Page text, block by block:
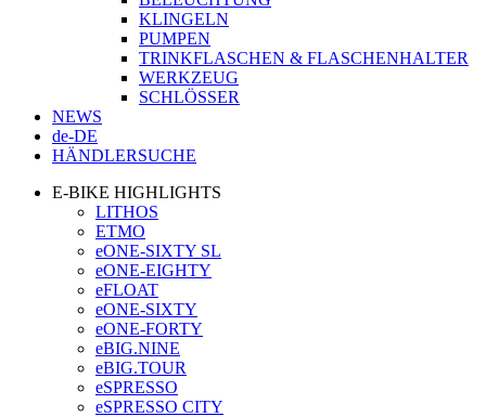
KLINGELN
PUMPEN
TRINKFLASCHEN & FLASCHENHALTER
WERKZEUG
SCHLÖSSER
NEWS
de-DE
HÄNDLERSUCHE
E-BIKE HIGHLIGHTS
LITHOS
ETMO
eONE-SIXTY SL
eONE-EIGHTY
eFLOAT
eONE-SIXTY
eONE-FORTY
eBIG.NINE
eBIG.TOUR
eSPRESSO
eSPRESSO CITY